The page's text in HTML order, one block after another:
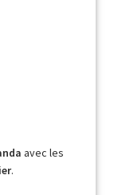
avec les
.